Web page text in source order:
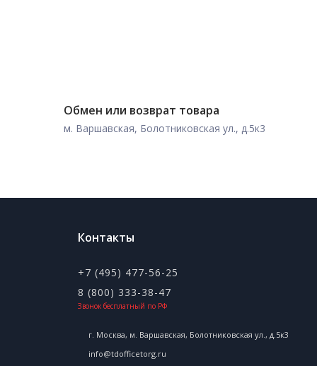
Обмен или возврат товара
м. Варшавская, Болотниковская ул., д.5к3
Контакты
+7 (495) 477-56-25
8 (800) 333-38-47
Звонок бесплатный по РФ
г. Москва, м. Варшавская, Болотниковская ул., д.5к3
info@tdofficetorg.ru